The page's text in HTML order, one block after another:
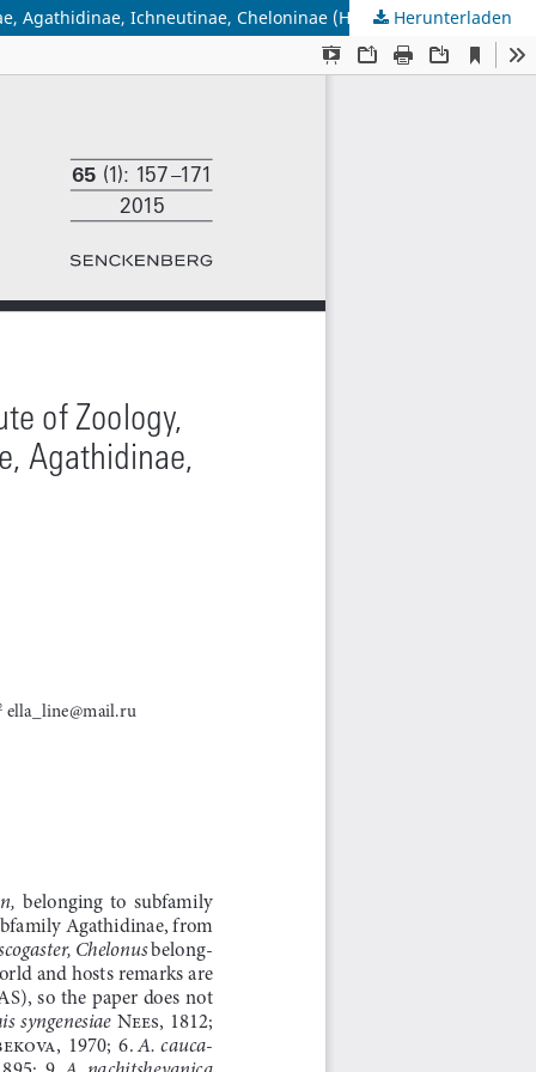
Agathidinae, Ichneutinae, Cheloninae (Hymenoptera).
Herunterladen